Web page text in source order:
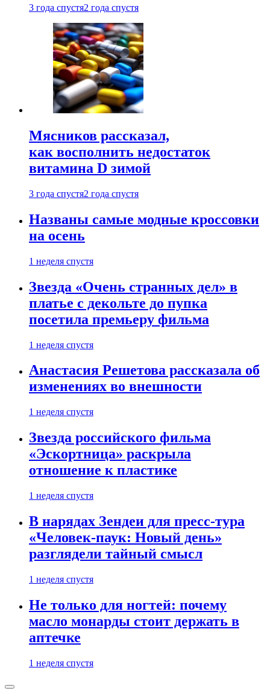
3 года спустя2 года спустя
Мясников рассказал,
как восполнить недостаток
витамина D зимой
3 года спустя2 года спустя
Названы самые модные кроссовки
на осень
1 неделя спустя
Звезда «Очень странных дел» в
платье с декольте до пупка
посетила премьеру фильма
1 неделя спустя
Анастасия Решетова рассказала об
изменениях во внешности
1 неделя спустя
Звезда российского фильма
«Эскортница» раскрыла
отношение к пластике
1 неделя спустя
В нарядах Зендеи для пресс-тура
«Человек-паук: Новый день»
разглядели тайный смысл
1 неделя спустя
Не только для ногтей: почему
масло монарды стоит держать в
аптечке
1 неделя спустя